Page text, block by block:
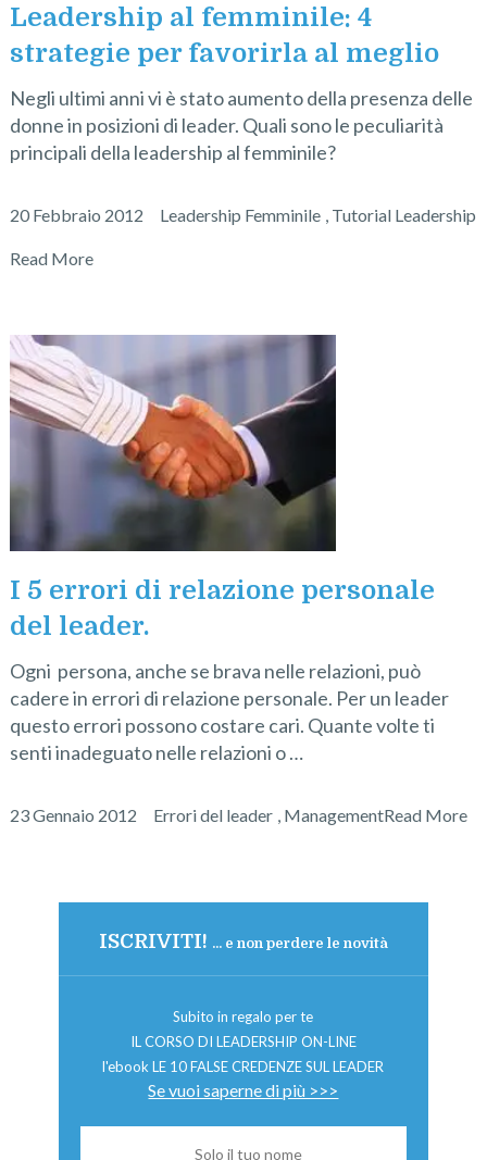
Leadership al femminile: 4
strategie per favorirla al meglio
Negli ultimi anni vi è stato aumento della presenza delle
donne in posizioni di leader. Quali sono le peculiarità
principali della leadership al femminile?
20 Febbraio 2012 Leadership Femminile Tutorial Leadership
Read More
I 5 errori di relazione personale
del leader.
Ogni persona, anche se brava nelle relazioni, può
cadere in errori di relazione personale. Per un leader
questo errori possono costare cari. Quante volte ti
senti inadeguato nelle relazioni o …
23 Gennaio 2012 Errori del leader , ManagementRead More
ISCRIVITI! ... e non perdere le novità
Subito in regalo per te
IL CORSO DI LEADERSHIP ON-LINE
l'ebook LE 10 FALSE CREDENZE SUL LEADER
Se vuoi saperne di più >>>